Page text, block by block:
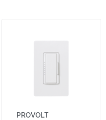
PROVOLT